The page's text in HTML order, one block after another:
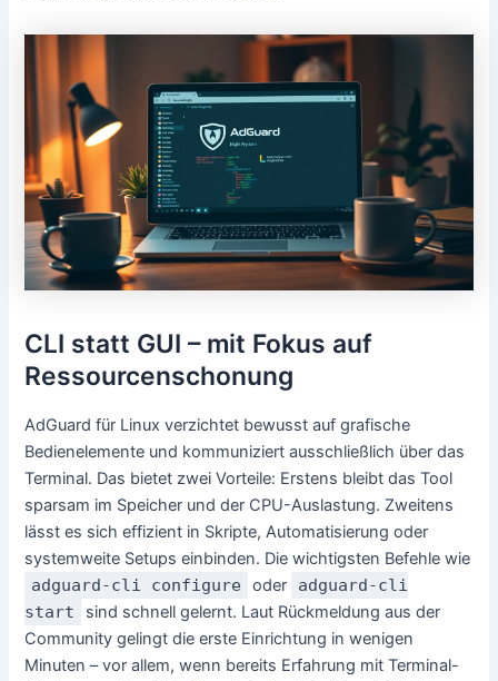
CLI statt GUI – mit Fokus auf
Ressourcenschonung
AdGuard für Linux verzichtet bewusst auf grafische
Bedienelemente und kommuniziert ausschließlich über das
Terminal. Das bietet zwei Vorteile: Erstens bleibt das Tool
sparsam im Speicher und der CPU-Auslastung. Zweitens
lässt es sich effizient in Skripte, Automatisierung oder
systemweite Setups einbinden. Die wichtigsten Befehle wie
adguard-cli configure oder
adguard-cli
start
sind schnell gelernt. Laut Rückmeldung aus der
Community gelingt die erste Einrichtung in wenigen
Minuten – vor allem, wenn bereits Erfahrung mit Terminal-